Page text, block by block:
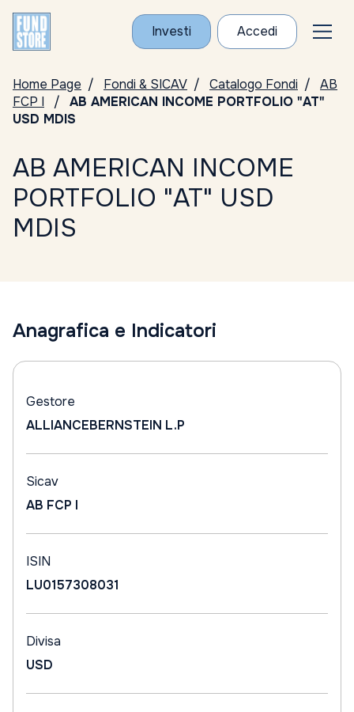
Investi Accedi
Home Page Fondi & SICAV Catalogo Fondi
AB
FCP I
AB AMERICAN INCOME PORTFOLIO "AT"
USD MDIS
AB AMERICAN INCOME
PORTFOLIO "AT" USD
MDIS
Anagrafica e Indicatori
Gestore
ALLIANCEBERNSTEIN L.P
Sicav
AB FCP I
ISIN
LU0157308031
Divisa
USD